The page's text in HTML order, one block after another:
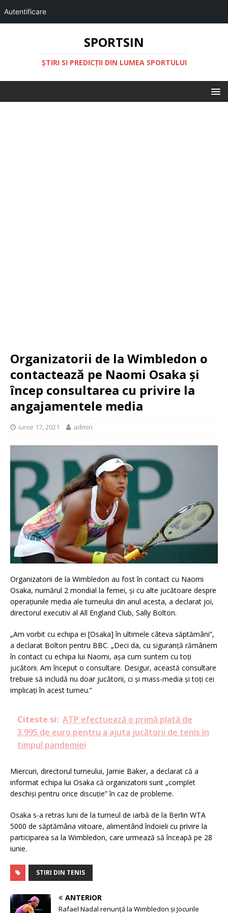
Autentificare
SPORTSIN
ŞTIRI SI PREDICŢII DIN LUMEA SPORTULUI
Organizatorii de la Wimbledon o
contactează pe Naomi Osaka și
încep consultarea cu privire la
angajamentele media
iunie 17, 2021 admin
Organizatorii de la Wimbledon au fost în contact cu Naomi
Osaka, numărul 2 mondial la femei, și cu alte jucătoare despre
operațiunile media ale turneului din anul acesta, a declarat joi,
directorul executiv al All England Club, Sally Bolton.
„Am vorbit cu echipa ei [Osaka] în ultimele câteva săptămâni”,
a declarat Bolton pentru BBC. „Deci da, cu siguranță rămânem
în contact cu echipa lui Naomi, așa cum suntem cu toți
jucătorii. Am început o consultare. Desigur, această consultare
trebuie să includă nu doar jucătorii, ci și mass-media și toți cei
implicați în acest turneu.”
Citeste si: ATP efectuează o primă plată de
3.995 de euro pentru a ajuta jucătorii de tenis în
timpul pandemiei
Miercuri, directorul turneului, Jamie Baker, a declarat că a
informat echipa lui Osaka că organizatorii sunt „complet
deschiși pentru orice discuție” în caz de probleme.
Osaka s-a retras luni de la turneul de iarbă de la Berlin WTA
5000 de săptămâna viitoare, alimentând îndoieli cu privire la
participarea sa la Wimbledon, care urmează să înceapă pe 28
iunie.
STIRI DIN TENIS
ANTERIOR
Rafael Nadal renunță la Wimbledon și Jocurile